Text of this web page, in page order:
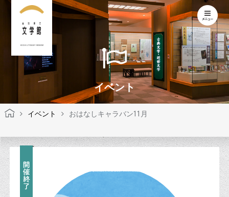
KOCHI LITERARY MUSEUM
イベント
イベント おはなしキャラバン11月